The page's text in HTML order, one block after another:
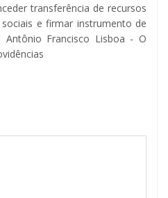
transferência de recursos
e firmar instrumento de
Antônio Francisco Lisboa - O